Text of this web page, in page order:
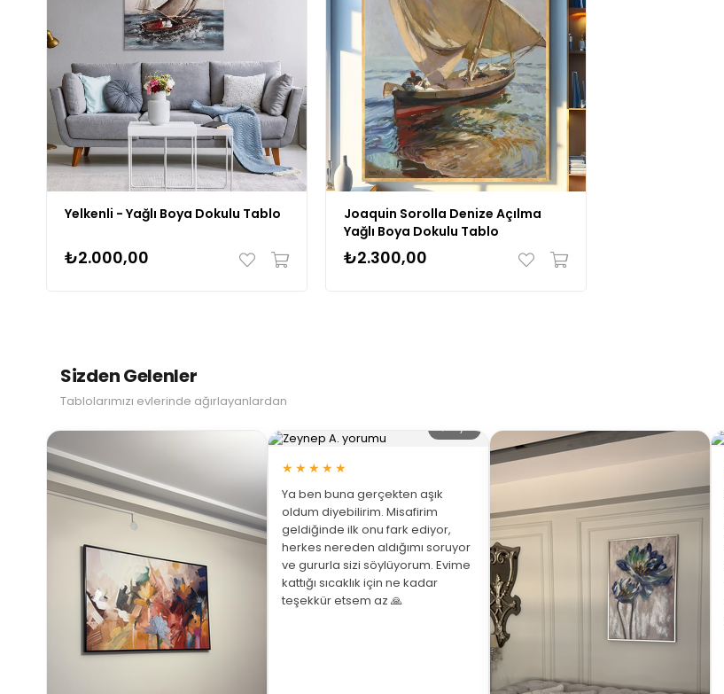
Yelkenli - Yağlı Boya Dokulu Tablo
₺2.000,00
Joaquin Sorolla Denize Açılma
Yağlı Boya Dokulu Tablo
₺2.300,00
Sizden Gelenler
Tablolarımızı evlerinde ağırlayanlardan
★★★★★
Ya ben buna gerçekten aşık
oldum diyebilirim. Misafirim
geldiğinde ilk onu fark ediyor,
herkes nereden aldığımı soruyor
ve gururla sizi söylüyorum. Evime
kattığı sıcaklık için ne kadar
teşekkür etsem az 🙏